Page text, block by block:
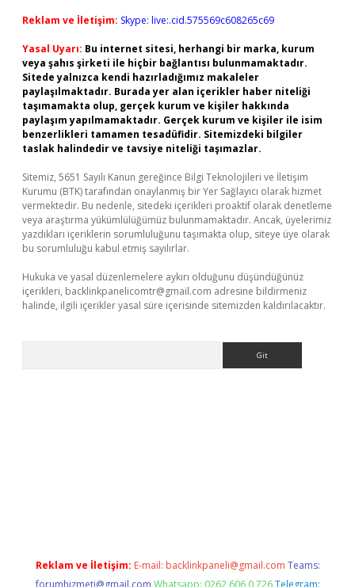
Reklam ve İletişim: Skype: live:.cid.575569c608265c69
Yasal Uyarı: Bu internet sitesi, herhangi bir marka, kurum
veya şahıs şirketi ile hiçbir bağlantısı bulunmamaktadır.
Sitede yalnızca kendi hazırladığımız makaleler
paylaşılmaktadır. Burada yer alan içerikler haber niteliği
taşımamakta olup, gerçek kurum ve kişiler hakkında
paylaşım yapılmamaktadır. Gerçek kurum ve kişiler ile isim
benzerlikleri tamamen tesadüfidir. Sitemizdeki bilgiler
taslak halindedir ve tavsiye niteliği taşımazlar.
Sitemiz, 5651 Sayılı Kanun gereğince Bilgi Teknolojileri ve İletişim
Kurumu (BTK) tarafından onaylanmış bir Yer Sağlayıcı olarak hizmet
vermektedir. Bu nedenle, sitedeki içerikleri proaktif olarak denetleme
veya araştırma yükümlülüğümüz bulunmamaktadır. Ancak, üyelerimiz
yazdıkları içeriklerin sorumluluğunu taşımakta olup, siteye üye olarak
bu sorumluluğu kabul etmiş sayılırlar.
Hukuka ve yasal düzenlemelere aykırı olduğunu düşündüğünüz
içerikleri, backlinkpanelicomtr@gmail.com adresine bildirmeniz
halinde, ilgili içerikler yasal süre içerisinde sitemizden kaldırılacaktır.
Reklam ve İletişim: E-mail: backlinkpaneli@gmail.com Teams:
forumhizmeti@gmail.com Whatsapp: 0262 606 0 726 Telegram: